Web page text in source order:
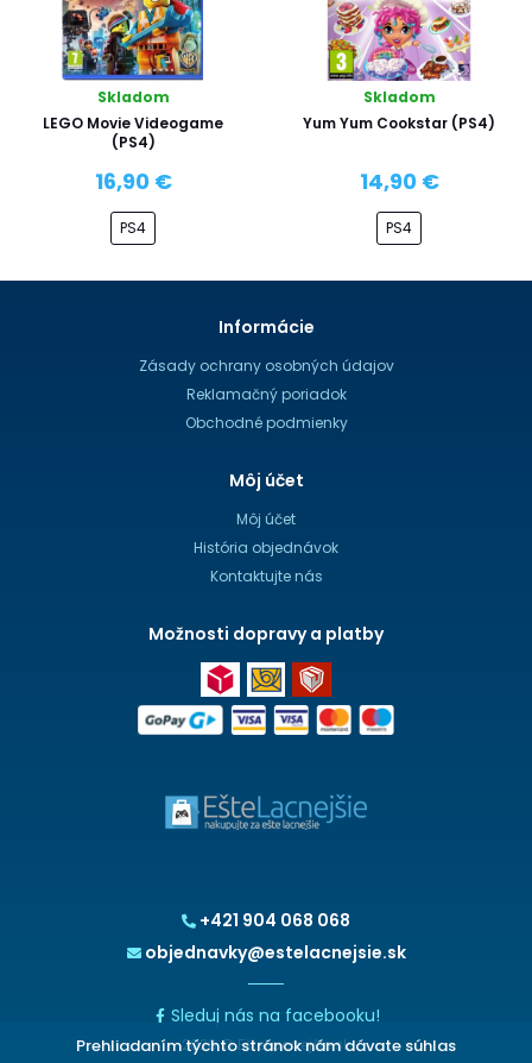
Skladom
LEGO Movie Videogame
(PS4)
16,90 €
PS4
Skladom
Yum Yum Cookstar (PS4)
14,90 €
PS4
+421 904 068 068
objednavky@estelacnejsie.sk
Sleduj nás na facebooku!
2026 © EšteLacnejšie.sk
Informácie
Zásady ochrany osobných údajov
Reklamačný poriadok
Obchodné podmienky
Môj účet
Môj účet
História objednávok
Kontaktujte nás
Možnosti dopravy a platby
Prehliadaním týchto stránok nám dávate súhlas